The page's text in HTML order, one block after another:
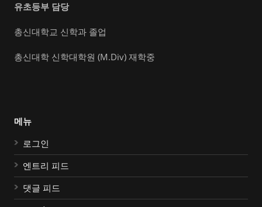
유초등부 담당
총신대학교 신학과 졸업
총신대학 신학대학원 (M.Div) 재학중
메뉴
로그인
엔트리 피드
댓글 피드